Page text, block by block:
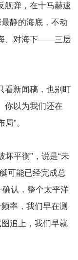
舰弹，在十马赫速
静的海底，不动
、对海下——三层
看新闻稿，也别盯
你以为我们还在
”。
坏平衡”，说是“未
可能已经完成总
确认，整个太平洋
率，我们早在测
追上，我们早就